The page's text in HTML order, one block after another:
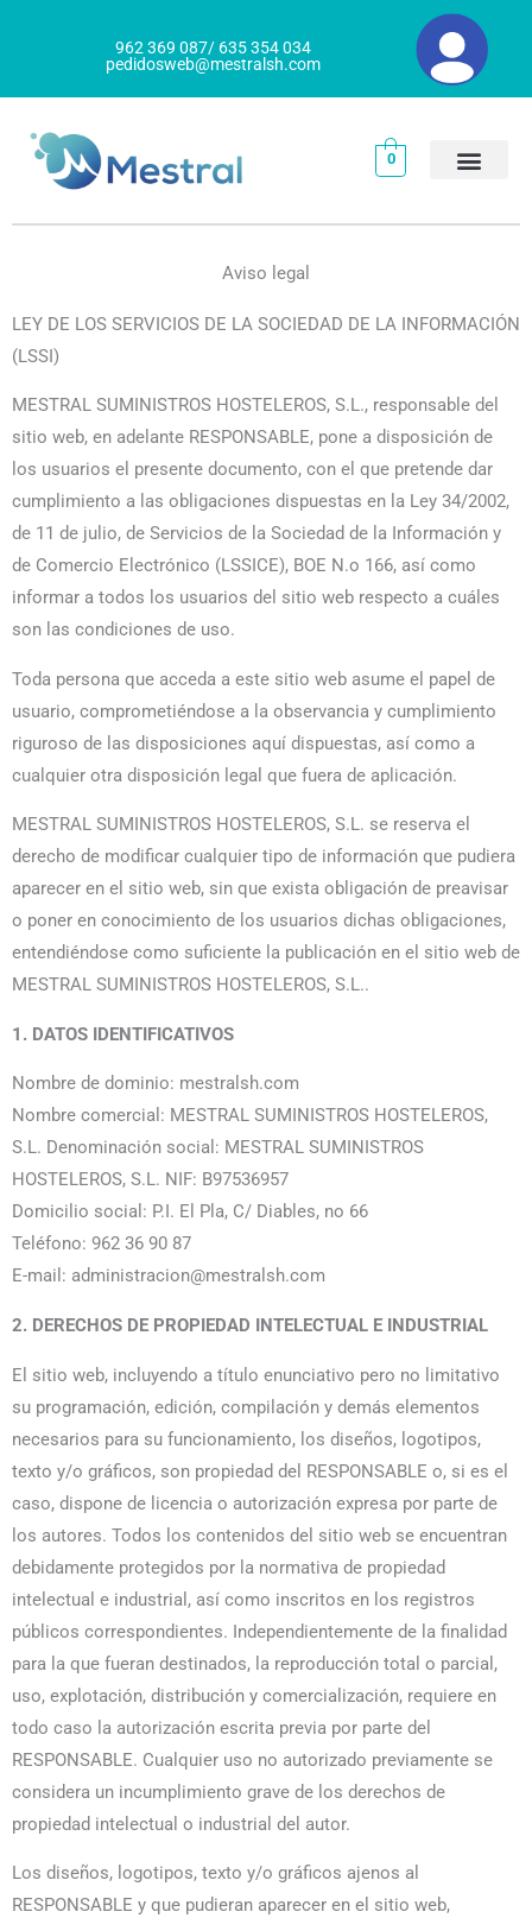
962 369 087/ 635 354 034
pedidosweb@mestralsh.com
0
Aviso legal
LEY DE LOS SERVICIOS DE LA SOCIEDAD DE LA INFORMACIÓN
(LSSI)
MESTRAL SUMINISTROS HOSTELEROS, S.L., responsable del
sitio web, en adelante RESPONSABLE, pone a disposición de
los usuarios el presente documento, con el que pretende dar
cumplimiento a las obligaciones dispuestas en la Ley 34/2002,
de 11 de julio, de Servicios de la Sociedad de la Información y
de Comercio Electrónico (LSSICE), BOE N.o 166, así como
informar a todos los usuarios del sitio web respecto a cuáles
son las condiciones de uso.
Toda persona que acceda a este sitio web asume el papel de
usuario, comprometiéndose a la observancia y cumplimiento
riguroso de las disposiciones aquí dispuestas, así como a
cualquier otra disposición legal que fuera de aplicación.
MESTRAL SUMINISTROS HOSTELEROS, S.L. se reserva el
derecho de modificar cualquier tipo de información que pudiera
aparecer en el sitio web, sin que exista obligación de preavisar
o poner en conocimiento de los usuarios dichas obligaciones,
entendiéndose como suficiente la publicación en el sitio web de
MESTRAL SUMINISTROS HOSTELEROS, S.L..
1. DATOS IDENTIFICATIVOS
Nombre de dominio: mestralsh.com
Nombre comercial: MESTRAL SUMINISTROS HOSTELEROS,
S.L. Denominación social: MESTRAL SUMINISTROS
HOSTELEROS, S.L. NIF: B97536957
Domicilio social: P.I. El Pla, C/ Diables, no 66
Teléfono: 962 36 90 87
E-mail: administracion@mestralsh.com
2. DERECHOS DE PROPIEDAD INTELECTUAL E INDUSTRIAL
El sitio web, incluyendo a título enunciativo pero no limitativo
su programación, edición, compilación y demás elementos
necesarios para su funcionamiento, los diseños, logotipos,
texto y/o gráficos, son propiedad del RESPONSABLE o, si es el
caso, dispone de licencia o autorización expresa por parte de
los autores. Todos los contenidos del sitio web se encuentran
debidamente protegidos por la normativa de propiedad
intelectual e industrial, así como inscritos en los registros
públicos correspondientes. Independientemente de la finalidad
para la que fueran destinados, la reproducción total o parcial,
uso, explotación, distribución y comercialización, requiere en
todo caso la autorización escrita previa por parte del
RESPONSABLE. Cualquier uso no autorizado previamente se
considera un incumplimiento grave de los derechos de
propiedad intelectual o industrial del autor.
Los diseños, logotipos, texto y/o gráficos ajenos al
RESPONSABLE y que pudieran aparecer en el sitio web,